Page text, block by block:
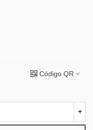
Código QR
+